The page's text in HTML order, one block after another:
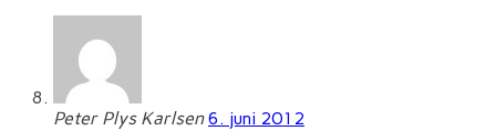
Peter Plys Karlsen 6. juni 2012